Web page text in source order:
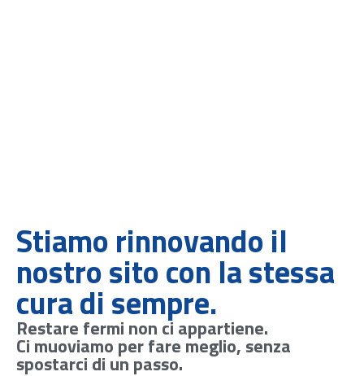
Stiamo rinnovando il
nostro sito con la stessa
cura di sempre.
Restare fermi non ci appartiene.
Ci muoviamo per fare meglio, senza
spostarci di un passo.